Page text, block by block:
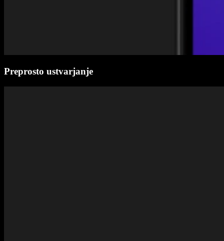
Preprosto ustvarjanje